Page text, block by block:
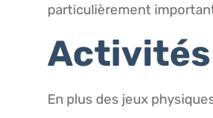
particulièrement
En plus des jeux